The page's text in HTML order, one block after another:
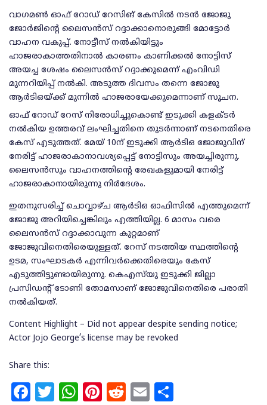
വാഗമണ്‍ ഓഫ് റോഡ് റേസിങ് കേസില്‍ നടന്‍ ജോജു
ജോര്‍ജിന്റെ ലൈസന്‍സ് റദ്ദാക്കാനൊരുങ്ങി മോട്ടോര്‍
വാഹന വകുപ്പ്. നോട്ടീസ് നല്‍കിയിട്ടും
ഹാജരാകാത്തതിനാല്‍ കാരണം കാണിക്കല്‍ നോട്ടിസ്
അയച്ച ശേഷം ലൈസന്‍സ് റദ്ദാക്കുമെന്ന് എംവിഡി
മുന്നറിയിപ്പ് നല്‍കി. അടുത്ത ദിവസം തന്നെ ജോജു
ആര്‍ടിഒയ്ക്ക് മുന്നില്‍ ഹാജരായേക്കുമെന്നാണ് സൂചന.
ഓഫ് റോഡ് റേസ് നിരോധിച്ചുകൊണ്ട് ഇടുക്കി കളക്ടര്‍
നല്‍കിയ ഉത്തരവ് ലംഘിച്ചതിനെ തുടര്‍ന്നാണ് നടനെതിരെ
കേസ് എടുത്തത്. മേയ് 10ന് ഇടുക്കി ആര്‍ടിഒ ജോജുവിന്
നേരിട്ട് ഹാജരാകാനാവശ്യപ്പെട്ട് നോട്ടിസും അയച്ചിരുന്നു.
ലൈസന്‍സും വാഹനത്തിന്റെ രേഖകളുമായി നേരിട്ട്
ഹാജരാകാനായിരുന്നു നിര്‍ദേശം.
ഇതനുസരിച്ച് ചൊവ്വാഴ്ച ആര്‍ടിഒ ഓഫിസില്‍ എത്തുമെന്ന്
ജോജു അറിയിച്ചെങ്കിലും എത്തിയില്ല. 6 മാസം വരെ
ലൈസന്‍സ് റദ്ദാക്കാവുന്ന കുറ്റമാണ്
ജോജുവിനെതിരെയുള്ളത്. റേസ് നടത്തിയ സ്ഥത്തിന്റെ
ഉടമ, സംഘാടകര്‍ എന്നിവര്‍ക്കെതിരെയും കേസ്
എടുത്തിട്ടുണ്ടായിരുന്നു. കെഎസ്‌യു ഇടുക്കി ജില്ലാ
പ്രസിഡന്റ് ടോണി തോമസാണ് ജോജുവിനെതിരെ പരാതി
നല്‍കിയത്.
Content Highlight – Did not appear despite sending notice;
Actor Jojo George’s license may be revoked
Share this:
F
T
W Pi R
E